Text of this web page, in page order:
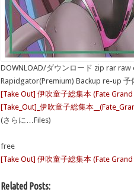
DOWNLOAD/ダウンロード zip rar raw
Rapidgator(Premium) Backup re-up 予
[Take Out] 伊吹童子総集本 (Fate
[Take_Out]_伊吹童子総集本
(さらに…Files)
free
[Take Out] 伊吹童子総集本 (Fate
Related Posts: